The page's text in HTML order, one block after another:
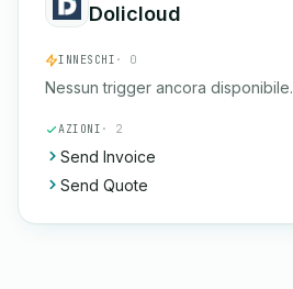
Dolicloud
INNESCHI · 0
Nessun trigger ancora disponibile.
AZIONI · 2
Send Invoice
Send Quote